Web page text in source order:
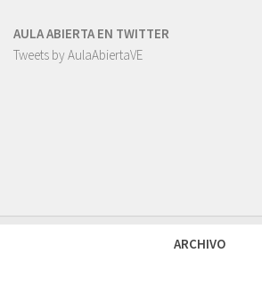
AULA ABIERTA EN TWITTER
Tweets by AulaAbiertaVE
ARCHIVO